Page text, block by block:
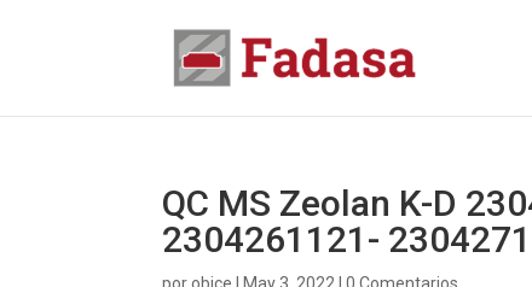
QC MS Zeolan K-D
2304261121-